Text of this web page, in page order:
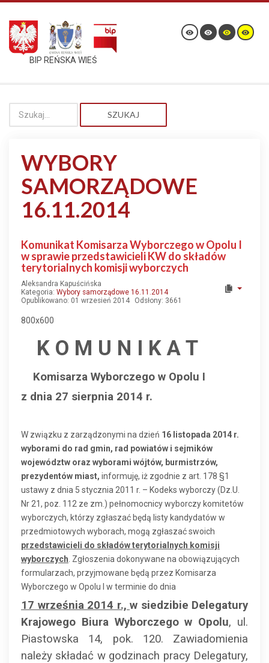
BIP REŃSKA WIEŚ
SZUKAJ
WYBORY
SAMORZĄDOWE
16.11.2014
Komunikat Komisarza Wyborczego w Opolu I
w sprawie przedstawicieli KW do składów
terytorialnych komisji wyborczych
Aleksandra Kapuścińska
Kategoria: Wybory samorządowe 16.11.2014
Opublikowano: 01 wrzesień 2014
Odsłony: 3661
800x600
K O M U N I K A T
Komisarza Wyborczego w Opolu I
z dnia 27 sierpnia 2014 r.
W związku z zarządzonymi na dzień 16 listopada 2014 r.
wyborami do rad gmin, rad powiatów i sejmików
województw oraz wyborami wójtów, burmistrzów,
prezydentów miast, informuję, iż zgodnie z art. 178 §1
ustawy z dnia 5 stycznia 2011 r. – Kodeks wyborczy (Dz.U.
Nr 21, poz. 112 ze zm.) pełnomocnicy wyborczy komitetów
wyborczych, którzy zgłaszać będą listy kandydatów w
przedmiotowych wyborach, mogą zgłaszać swoich
przedstawicieli do składów terytorialnych komisji
wyborczych . Zgłoszenia dokonywane na obowiązujących
formularzach, przyjmowane będą przez Komisarza
Wyborczego w Opolu I w terminie do dnia
17 września 2014 r., w siedzibie Delegatury
Krajowego Biura Wyborczego w Opolu, ul.
Piastowska 14, pok. 120. Zawiadomienia
należy składać w godzinach pracy Delegatury,